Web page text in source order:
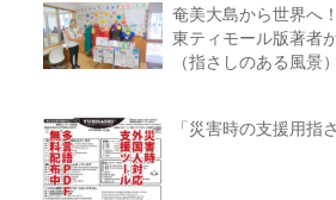
奄美大島から世界へ
東ティモール版著者
（指さしのある風景）
「災害時の支援用指